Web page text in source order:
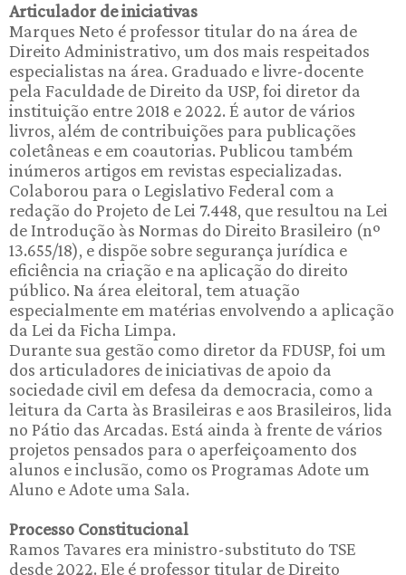
Articulador de iniciativas
Marques Neto é professor titular do na área de
Direito Administrativo, um dos mais respeitados
especialistas na área. Graduado e livre-docente
pela Faculdade de Direito da USP, foi diretor da
instituição entre 2018 e 2022. É autor de vários
livros, além de contribuições para publicações
coletâneas e em coautorias. Publicou também
inúmeros artigos em revistas especializadas.
Colaborou para o Legislativo Federal com a
redação do Projeto de Lei 7.448, que resultou na Lei
de Introdução às Normas do Direito Brasileiro (nº
13.655/18), e dispõe sobre segurança jurídica e
eficiência na criação e na aplicação do direito
público. Na área eleitoral, tem atuação
especialmente em matérias envolvendo a aplicação
da Lei da Ficha Limpa.
Durante sua gestão como diretor da FDUSP, foi um
dos articuladores de iniciativas de apoio da
sociedade civil em defesa da democracia, como a
leitura da Carta às Brasileiras e aos Brasileiros, lida
no Pátio das Arcadas. Está ainda à frente de vários
projetos pensados para o aperfeiçoamento dos
alunos e inclusão, como os Programas Adote um
Aluno e Adote uma Sala.
Processo Constitucional
Ramos Tavares era ministro-substituto do TSE
desde 2022. Ele é professor titular de Direito